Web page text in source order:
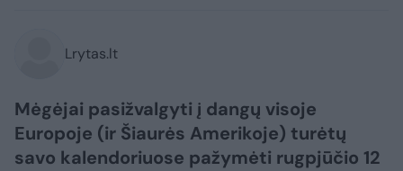
Lrytas.lt
Mėgėjai pasižvalgyti į dangų visoje
Europoje (ir Šiaurės Amerikoje) turėtų
savo kalendoriuose pažymėti rugpjūčio 12